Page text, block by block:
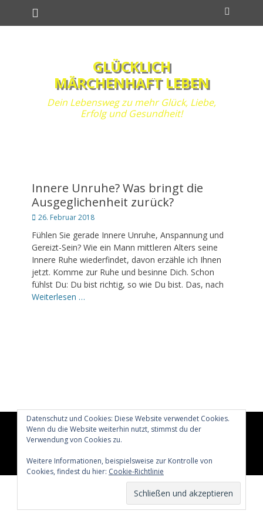
Inhalt
Primäres Menü
GLÜCKLICH
MÄRCHENHAFT LEBEN
Dein Lebensweg zu mehr Glück, Liebe,
Erfolg und Gesundheit!
Innere Unruhe? Was bringt die
Ausgeglichenheit zurück?
Posted
26. Februar 2018
Fühlen Sie gerade Innere Unruhe, Anspannung und
Gereizt-Sein? Wie ein Mann mittleren Alters seine
Innere Ruhe wiederfindet, davon erzähle ich Ihnen
jetzt. Komme zur Ruhe und besinne Dich. Schon
fühlst Du: Du bist richtig, so wie Du bist. Das, nach
Weiterlesen …
Datenschutz und Cookies: Diese Website verwendet Cookies.
Wenn du die Website weiterhin nutzt, stimmst du der
Verwendung von Cookies zu.
Weitere Informationen, beispielsweise zur Kontrolle von
Cookies, findest du hier: Cookie-Richtlinie
Copyright © 2026 Glücklich märchenhaft leben All Rights
Reserved.
Catch Adaptive von